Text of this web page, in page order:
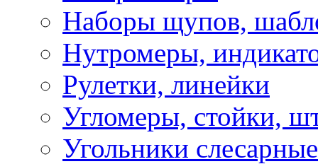
Наборы щупов,
Нутромеры,
Рулетки, линейки
Угломеры, стойки,
Угольники слесарные